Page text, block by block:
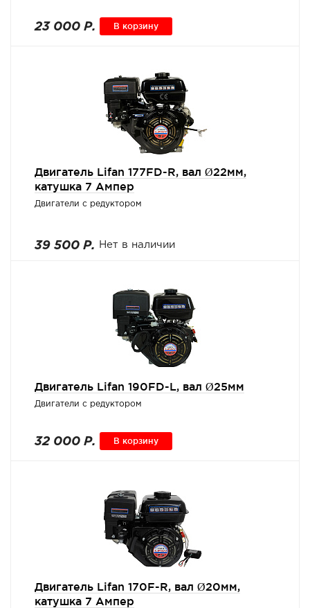
23 000 Р. В корзину
Двигатель Lifan 177FD-R, вал Ø22мм,
катушка 7 Ампер
Двигатели с редуктором
39 500 Р. Нет в наличии
Двигатель Lifan 190FD-L, вал Ø25мм
Двигатели с редуктором
32 000 Р. В корзину
Двигатель Lifan 170F-R, вал Ø20мм,
катушка 7 Ампер